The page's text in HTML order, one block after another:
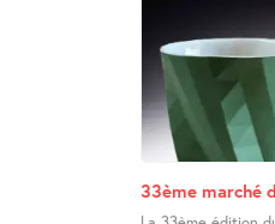
33ème marché